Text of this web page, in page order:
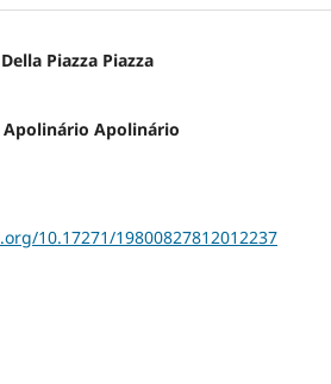
Piazza Piazza
Apolinário
10.17271/19800827812012237